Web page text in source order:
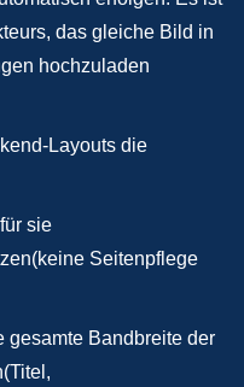
das gleiche Bild in
hochzuladen
Layouts die
sie
Seitenpflege
gesamte Bandbreite der